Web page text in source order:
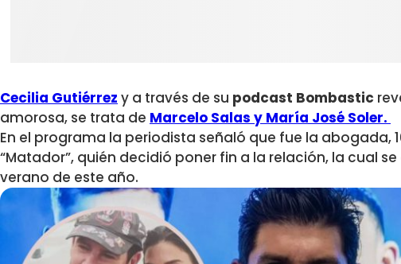
Cecilia Gutiérrez y a través de su podcast Bombastic
amorosa, se trata de Marcelo Salas y María José Soler.
En el programa la periodista señaló que fue la abogada,
“Matador”, quién decidió poner fin a la relación, la cual
verano de este año.